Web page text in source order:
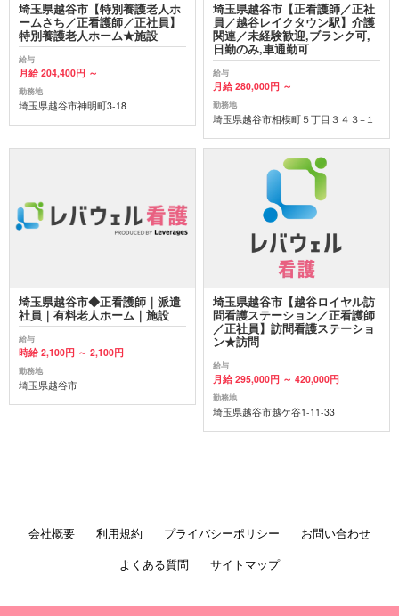
埼玉県越谷市【特別養護老人ホ
ームさち／正看護師／正社員】
特別養護老人ホーム★施設
給与
月給 204,400円 ～
勤務地
埼玉県越谷市神明町3-18
埼玉県越谷市【正看護師／正社
員／越谷レイクタウン駅】介護
関連／未経験歓迎,ブランク可,
日勤のみ,車通勤可
給与
月給 280,000円 ～
勤務地
埼玉県越谷市相模町５丁目３４３−１
埼玉県越谷市◆正看護師｜派遣
社員｜有料老人ホーム｜施設
給与
時給 2,100円 ～ 2,100円
勤務地
埼玉県越谷市
埼玉県越谷市【越谷ロイヤル訪
問看護ステーション／正看護師
／正社員】訪問看護ステーショ
ン★訪問
給与
月給 295,000円 ～ 420,000円
勤務地
埼玉県越谷市越ケ谷1-11-33
会社概要 利用規約 プライバシーポリシー
お問い合わせ
よくある質問
サイトマップ